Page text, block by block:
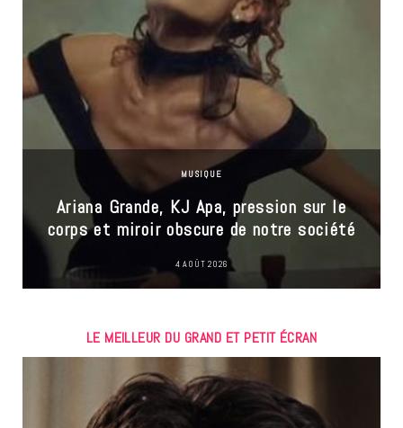
MUSIQUE
Ariana Grande, KJ Apa, pression sur le
corps et miroir obscure de notre société
4 AOÛT 2026
LE MEILLEUR DU GRAND ET PETIT ÉCRAN